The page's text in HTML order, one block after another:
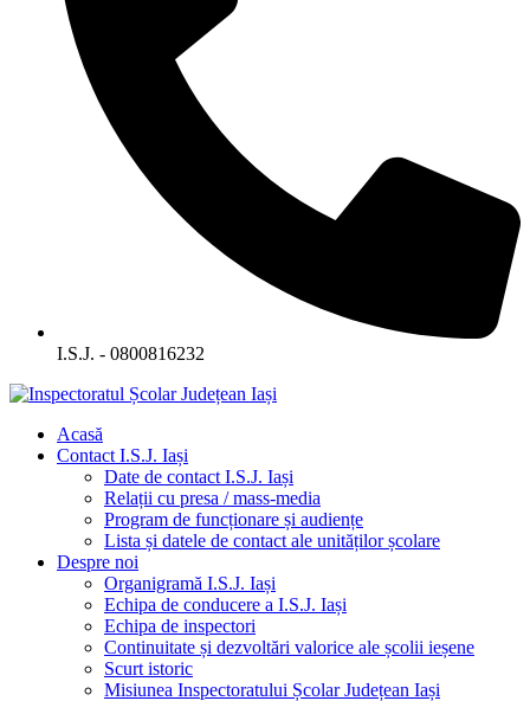
I.S.J. - 0800816232
Acasă
Contact I.S.J. Iași
Date de contact I.S.J. Iași
Relații cu presa / mass-media
Program de funcționare și audiențe
Lista și datele de contact ale unităților școlare
Despre noi
Organigramă I.S.J. Iași
Echipa de conducere a I.S.J. Iași
Echipa de inspectori
Continuitate și dezvoltări valorice ale școlii ieșene
Scurt istoric
Misiunea Inspectoratului Școlar Județean Iași